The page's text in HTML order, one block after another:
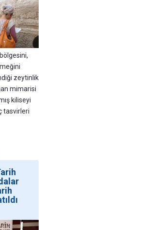
zeytinlik
mimarisi
kiliseyi
tasvirleri